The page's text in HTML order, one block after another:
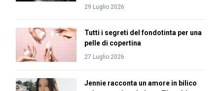
29 Luglio 2026
Tutti i segreti del fondotinta per una
pelle di copertina
27 Luglio 2026
Jennie racconta un amore in bilico